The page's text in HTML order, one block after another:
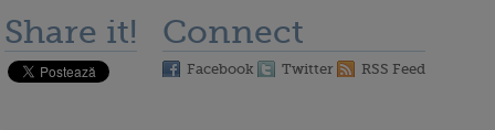
Share it! Connect
Facebook Twitter RSS Feed